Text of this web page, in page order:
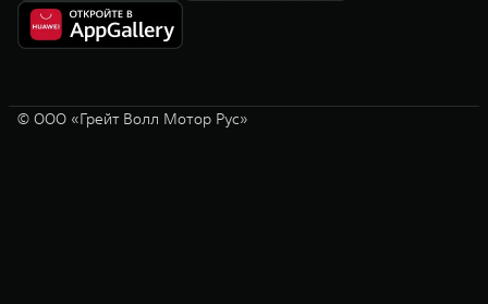
© ООО «Грейт Волл Мотор Рус»